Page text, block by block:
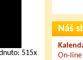
515x
Náš
On-line